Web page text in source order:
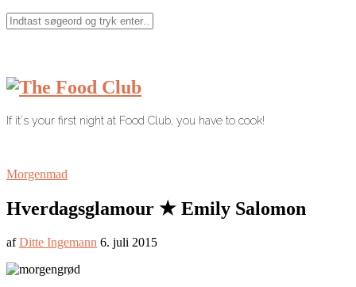
If it's your first night at Food Club, you have to cook!
Morgenmad
Hverdagsglamour ★ Emily Salomon
afDitte Ingemann 6. juli 2015